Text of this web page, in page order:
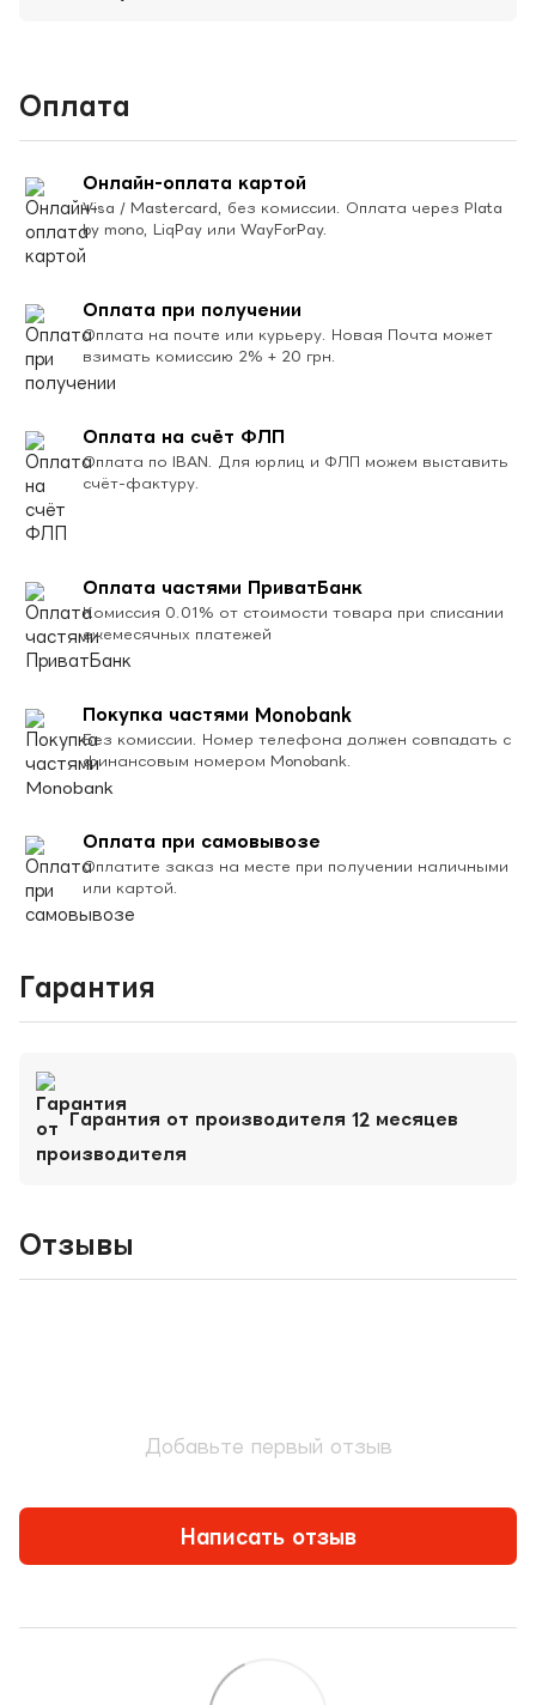
Оплата
Онлайн-оплата картой
Visa / Mastercard, без комиссии. Оплата через Plata
by mono, LiqPay или WayForPay.
Оплата при получении
Оплата на почте или курьеру. Новая Почта может
взимать комиссию 2% + 20 грн.
Оплата на счёт ФЛП
Оплата по IBAN. Для юрлиц и ФЛП можем выставить
счёт-фактуру.
Оплата частями ПриватБанк
Комиссия 0.01% от стоимости товара при списании
ежемесячных платежей
Покупка частями Monobank
Без комиссии. Номер телефона должен совпадать с
финансовым номером Monobank.
Оплата при самовывозе
Оплатите заказ на месте при получении наличными
или картой.
Гарантия
Гарантия от производителя 12 месяцев
Отзывы
Добавьте первый отзыв
Написать отзыв